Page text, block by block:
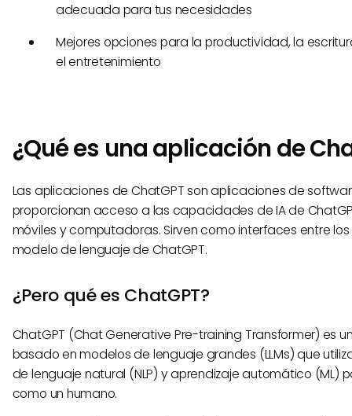
adecuada para tus necesidades
Mejores opciones para la productividad, la
el entretenimiento
¿Qué es una aplicación de
Las aplicaciones de ChatGPT son aplicaciones de
proporcionan acceso a las capacidades de IA de
móviles y computadoras. Sirven como interfaces entre los
modelo de lenguaje de ChatGPT.
¿Pero qué es ChatGPT?
ChatGPT (Chat Generative Pre-training Transformer) es
basado en modelos de lenguaje grandes (LLMs) que
de lenguaje natural (NLP) y aprendizaje automático (ML)
como un humano.